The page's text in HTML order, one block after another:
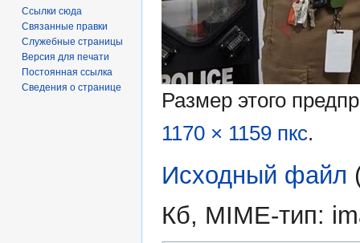
Размер этого
1170 × 1159 пкс.
Исходный файл
Кб, MIME-тип:
Ссылки сюда
Связанные правки
Служебные страницы
Версия для печати
Постоянная ссылка
Сведения о странице